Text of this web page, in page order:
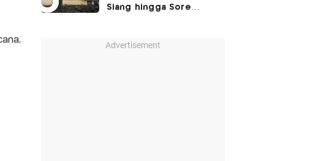
Siang hingga Sore
Advertisement